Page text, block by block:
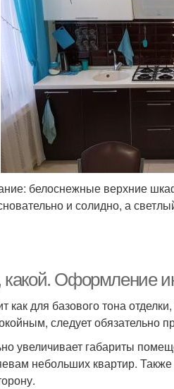
белоснежные верхние
и солидно, а
какой. Оформление
как для базового тона
следует обязательно
увеличивает габариты
небольших квартир.